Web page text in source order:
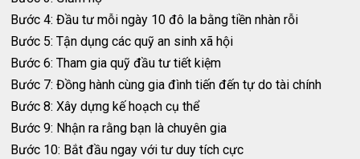
Bước 4: Đầu tư mỗi ngày 10 đô la bằng tiền nhàn rỗi
Bước 5: Tận dụng các quỹ an sinh xã hội
Bước 6: Tham gia quỹ đầu tư tiết kiệm
Bước 7: Đồng hành cùng gia đình tiến đến tự do tài chính
Bước 8: Xây dựng kế hoạch cụ thể
Bước 9: Nhận ra rằng bạn là chuyên gia
Bước 10: Bắt đầu ngay với tư duy tích cực